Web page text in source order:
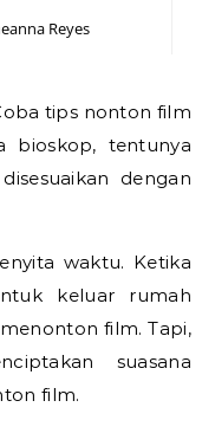
Reyes
bioskop, tentunya
dengan
waktu. Ketika
keluar rumah
film. Tapi,
suasana
film.